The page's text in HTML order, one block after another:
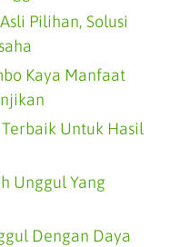
Pilihan, Solusi
Kaya Manfaat
Untuk Hasil
Unggul Yang
Dengan Daya